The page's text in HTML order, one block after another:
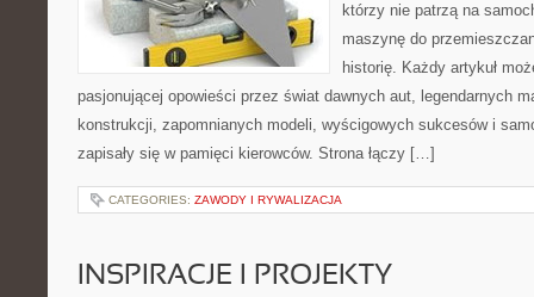
którzy nie patrzą na
maszynę do
historię. Każdy artykuł
pasjonującej opowieści przez świat dawnych aut, legendarnych
konstrukcji, zapomnianych modeli, wyścigowych sukcesów i
zapisały się w pamięci kierowców. Strona łączy […]
CATEGORIES: ZAWODY I RYWALIZACJA
INSPIRACJE I PROJEKTY